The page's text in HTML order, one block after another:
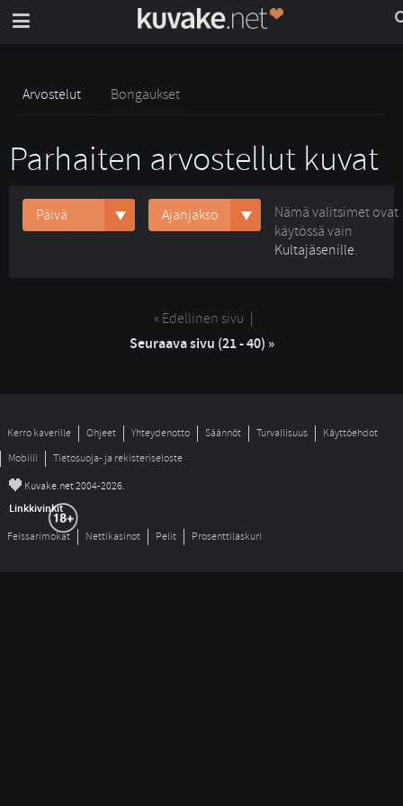
Arvostelut Bongaukset
Parhaiten arvostellut kuvat
Päivä Ajanjakso
Nämä valitsimet ovat
käytössä vain
Kultajäsenille.
« Edellinen sivu
Seuraava sivu (21 - 40) »
Kerro kaverille Ohjeet Yhteydenotto Säännöt Turvallisuus
Käyttöehdot
Mobiili
Tietosuoja- ja rekisteriseloste
© Kuvake.net 2004-2026.
Linkkivinkit
Feissarimokat Nettikasinot Pelit Prosenttilaskuri